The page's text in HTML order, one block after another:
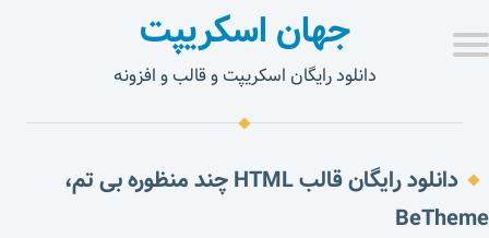
جهان اسکریپت
دانلود رایگان اسکریپت و قالب و افزونه
دانلود رایگان قالب HTML چند منظوره بی تم،
BeTheme